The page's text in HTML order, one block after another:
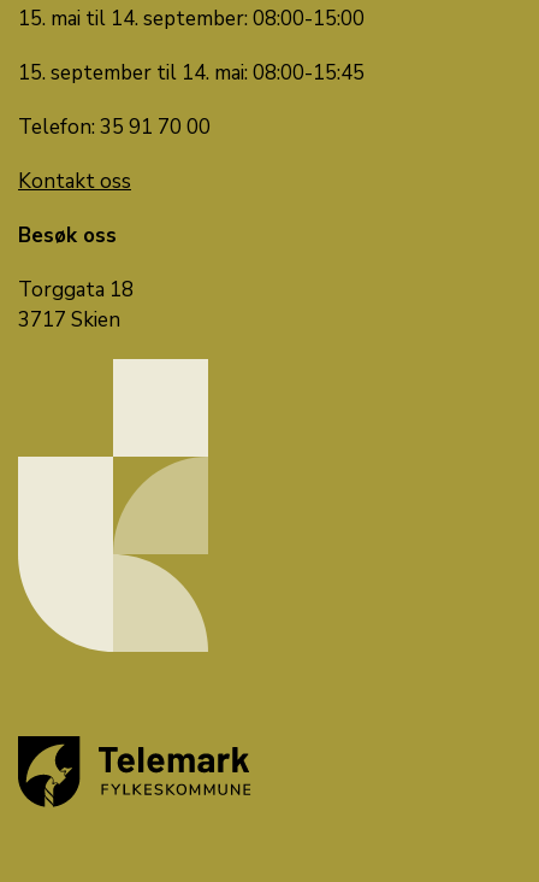
15. mai til 14. september: 08:00-15:00
15. september til 14. mai: 08:00-15:45
Telefon: 35 91 70 00
Kontakt oss
Besøk oss
Torggata 18
3717 Skien